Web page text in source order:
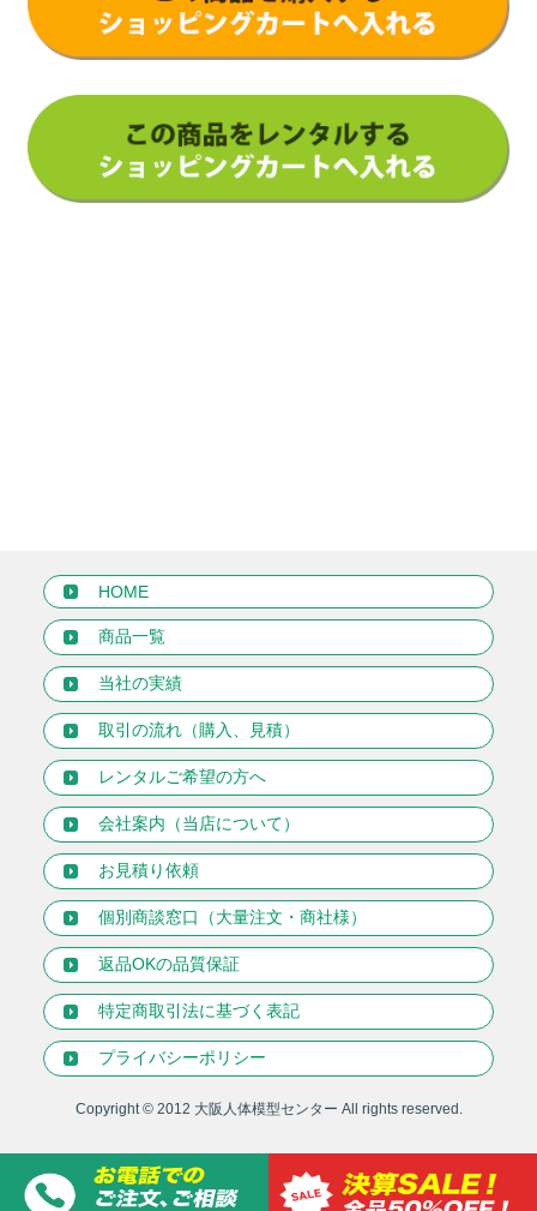
HOME
商品一覧
当社の実績
取引の流れ（購入、見積）
レンタルご希望の方へ
会社案内（当店について）
お見積り依頼
個別商談窓口（大量注文・商社様）
返品OKの品質保証
特定商取引法に基づく表記
プライバシーポリシー
Copyright © 2012 大阪人体模型センター All rights reserved.